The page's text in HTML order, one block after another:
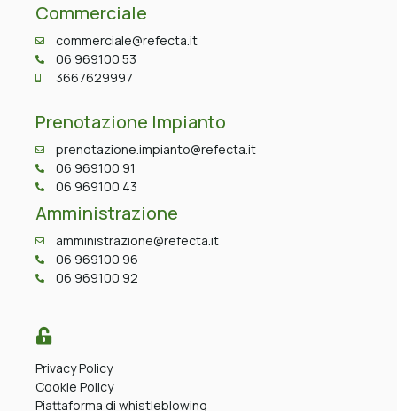
Commerciale
commerciale@refecta.it
06 969100 53
3667629997
Prenotazione Impianto
prenotazione.impianto@refecta.it
06 969100 91
06 969100 43
Amministrazione
amministrazione@refecta.it
06 969100 96
06 969100 92
Privacy Policy
Cookie Policy
Piattaforma di whistleblowing